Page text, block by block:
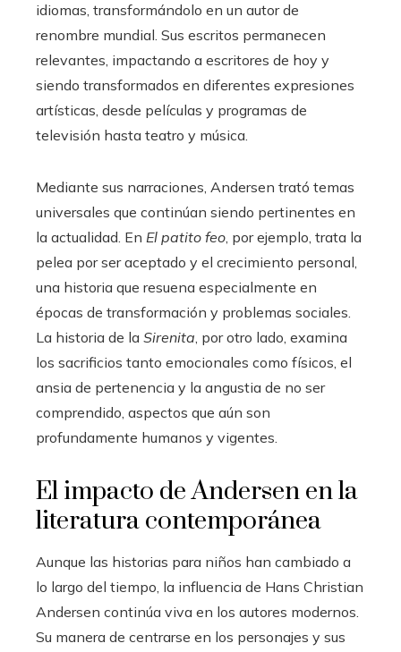
idiomas, transformándolo en un autor de
renombre mundial. Sus escritos permanecen
relevantes, impactando a escritores de hoy y
siendo transformados en diferentes expresiones
artísticas, desde películas y programas de
televisión hasta teatro y música.
Mediante sus narraciones, Andersen trató temas
universales que continúan siendo pertinentes en
la actualidad. En El patito feo, por ejemplo, trata la
pelea por ser aceptado y el crecimiento personal,
una historia que resuena especialmente en
épocas de transformación y problemas sociales.
La historia de la Sirenita, por otro lado, examina
los sacrificios tanto emocionales como físicos, el
ansia de pertenencia y la angustia de no ser
comprendido, aspectos que aún son
profundamente humanos y vigentes.
El impacto de Andersen en la
literatura contemporánea
Aunque las historias para niños han cambiado a
lo largo del tiempo, la influencia de Hans Christian
Andersen continúa viva en los autores modernos.
Su manera de centrarse en los personajes y sus